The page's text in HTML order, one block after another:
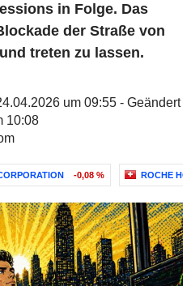
in Folge. Das
der Straße von
treten zu lassen.
um 09:55 - Geändert
10:08
-0,08 % ROCHE